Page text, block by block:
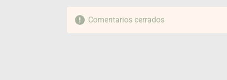
Comentarios cerrados